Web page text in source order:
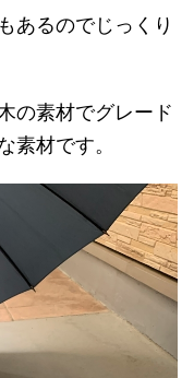
あるのでじっくり
の素材でグレード
素材です。